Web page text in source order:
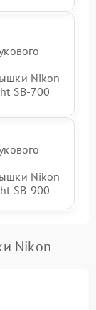
Nikon
SB-700
Nikon
SB-900
Nikon